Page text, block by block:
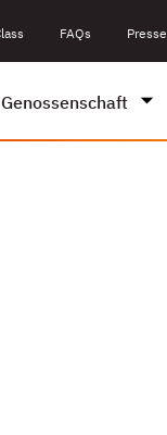
FAQs Presse
Genossenschaft